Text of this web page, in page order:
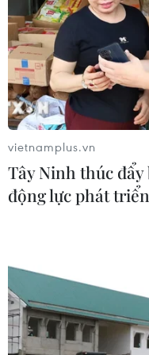
Phú Thọ gỡ vướng
đẩy nhanh đầu tư
nghiệp
07/08/2026 03:32
Ninh Bình phê duyệt
đồng xây dựng nhà
Tạo xung lực mới để
trường bất động sản
vững
vietnamplus.vn
Tây Ninh thúc đẩy
động lực phát